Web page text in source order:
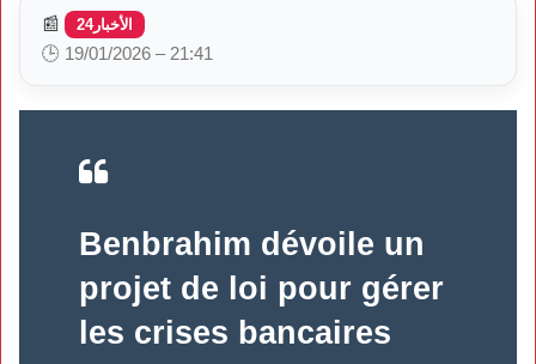
📰 الأخبار24
🕒 19/01/2026 – 21:41
Benbrahim dévoile un
projet de loi pour gérer
les crises bancaires